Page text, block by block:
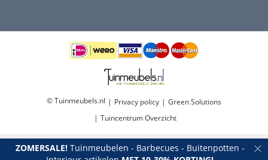
ZOMERSALE!Tuinmeubelen - Barbecues - Buitenpotten -
© Tuinmeubels.nl Privacy policy
Green Solutions
Tuincentrum Overzicht